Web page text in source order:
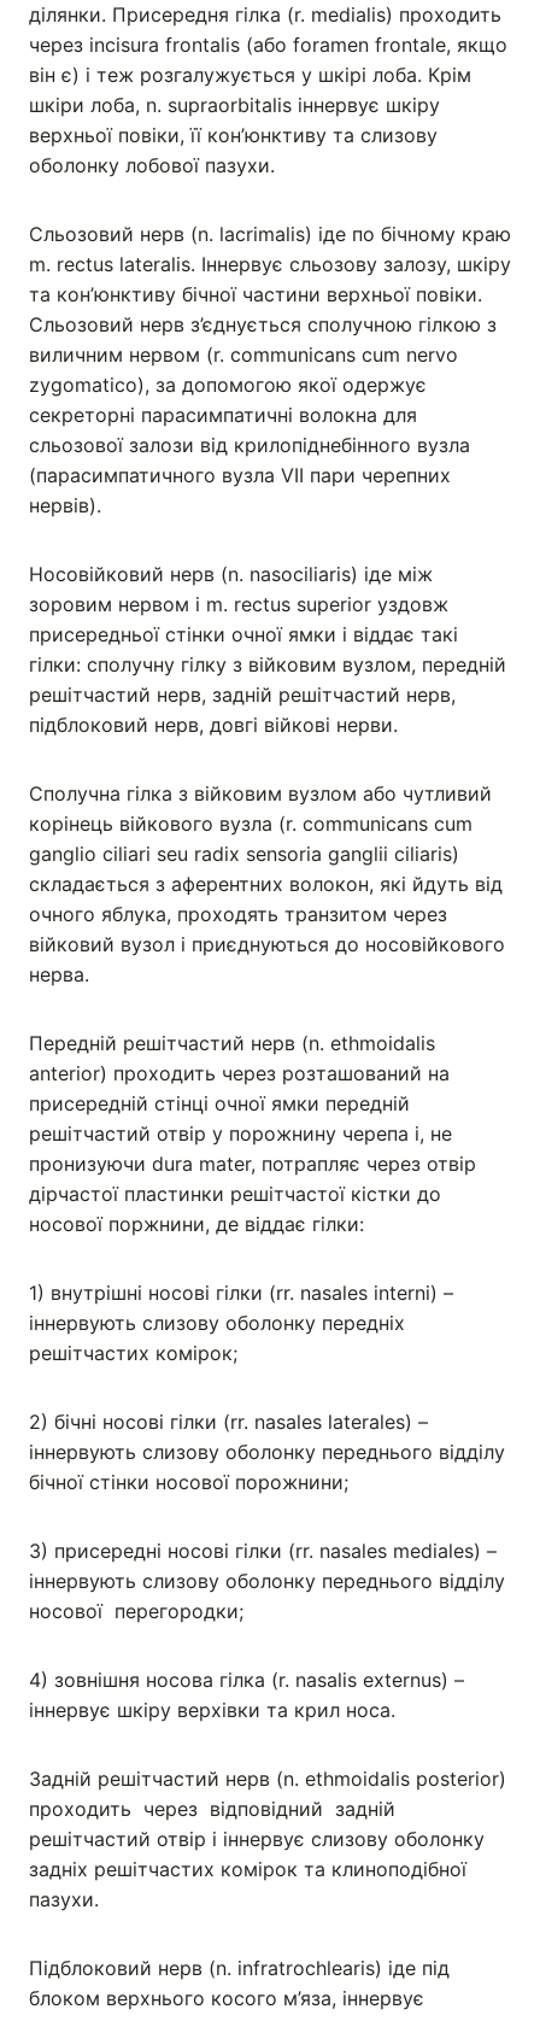
ділянки. Присередня гілка (r. medialis) проходить
через incisura frontalis (або foramen frontale, якщо
він є) і теж розгалужується у шкірі лоба. Крім
шкіри лоба, n. supraorbitalis іннервує шкіру
верхньої повіки, її кон’юнктиву та слизову
оболонку лобової пазухи.
Сльозовий нерв (n. lacrimalis) іде по бічному краю
m. rectus lateralis. Іннервує сльозову залозу, шкіру
та кон’юнктиву бічної частини верхньої повіки.
Сльозовий нерв з’єднується сполучною гілкою з
виличним нервом (r. communicans cum nervo
zygomatico), за допомогою якої одержує
секреторні парасимпатичні волокна для
сльозової залози від крилопіднебінного вузла
(парасимпатичного вузла VII пари черепних
нервів).
Носовійковий нерв (n. nasociliaris) іде між
зоровим нервом і m. rectus superior уздовж
присередньої стінки очної ямки і віддає такі
гілки: сполучну гілку з війковим вузлом, передній
решітчастий нерв, задній решітчастий нерв,
підблоковий нерв, довгі війкові нерви.
Сполучна гілка з війковим вузлом або чутливий
корінець війкового вузла (r. communicans cum
ganglio ciliari seu radix sensoria ganglii ciliaris)
складається з аферентних волокон, які йдуть від
очного яблука, проходять транзитом через
війковий вузол і приєднуються до носовійкового
нерва.
Передній решітчастий нерв (n. ethmoidalis
anterior) проходить через розташований на
присередній стінці очної ямки передній
решітчастий отвір у порожнину черепа і, не
пронизуючи dura mater, потрапляє через отвір
дірчастої пластинки решітчастої кістки до
носової поржнини, де віддає гілки:
1) внутрішні носові гілки (rr. nasales interni) –
іннервують слизову оболонку передніх
решітчастих комірок;
2) бічні носові гілки (rr. nasales laterales) –
іннервують слизову оболонку переднього відділу
бічної стінки носової порожнини;
3) присередні носові гілки (rr. nasales mediales) –
іннервують слизову оболонку переднього відділу
носової перегородки;
4) зовнішня носова гілка (r. nasalis externus) –
іннервує шкіру верхівки та крил носа.
Задній решітчастий нерв (n. ethmoidalis posterior)
проходить через відповідний задній
решітчастий отвір і іннервує слизову оболонку
задніх решітчастих комірок та клиноподібної
пазухи.
Підблоковий нерв (n. infratrochlearis) іде під
блоком верхнього косого м’яза, іннервує